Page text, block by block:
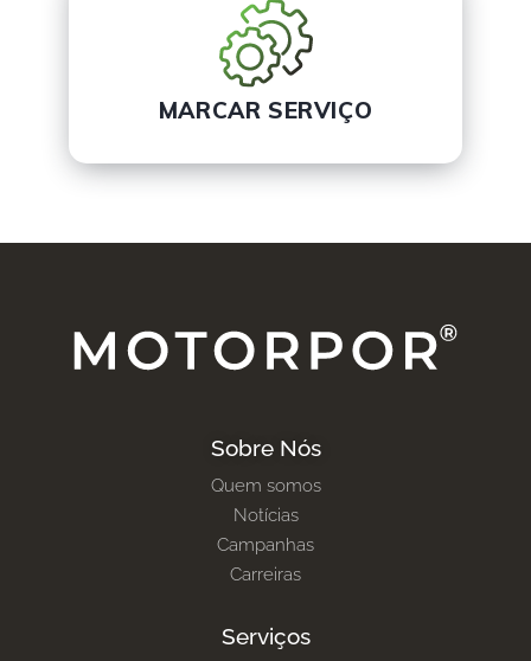
MARCAR SERVIÇO
Sobre Nós
Quem somos
Notícias
Campanhas
Carreiras
Serviços